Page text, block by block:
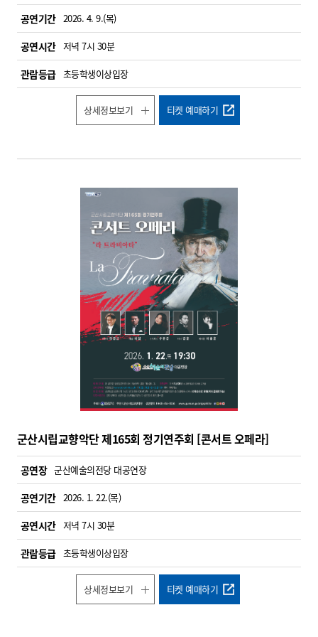
공연기간 2026. 4. 9.(목)
공연시간 저녁 7시 30분
관람등급 초등학생이상입장
상세정보보기 티켓 예매하기
군산시립교향악단 제165회 정기연주회 [콘서트 오페라]
공연장 군산예술의전당 대공연장
공연기간 2026. 1. 22.(목)
공연시간 저녁 7시 30분
관람등급 초등학생이상입장
상세정보보기 티켓 예매하기